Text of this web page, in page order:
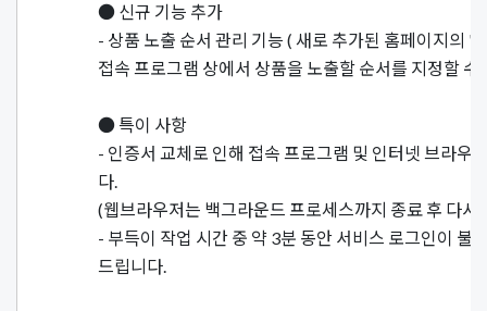
● 신규 기능 추가
- 상품 노출 순서 관리 기능 ( 새로 추가된 홈페이지의
접속 프로그램 상에서 상품을 노출할 순서를 지정할 수
● 특이 사항
- 인증서 교체로 인해 접속 프로그램 및 인터넷 브라우
다.
(웹브라우저는 백그라운드 프로세스까지 종료 후 다시
- 부득이 작업 시간 중 약 3분 동안 서비스 로그인이 불
드립니다.